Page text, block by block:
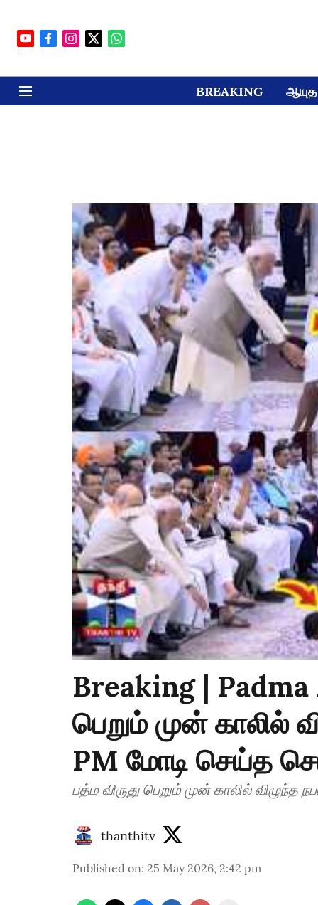
BREAKING ஆயுத
Breaking | Padma
பெறும் முன் காலில்
PM மோடி செய்த
பத்ம விருது பெறும் முன் காலில்
thanthitv
Published on: 25 May 2026, 2:42 pm